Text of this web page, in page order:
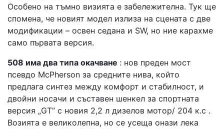
Особено на тъмно визията е забележителна. Тук ще
спомена, че новият модел излиза на сцената с две
модификации – освен седана и SW, но ние карахме
само първата версия.
508 има два типа окачване : нов преден мост
псевдо McPherson за средните нива, който
предлага синтез между комфорт и стабилност, и
двойни носачи и съставен шенкел за спортната
версия „GT” с новия 2,2 л дизелов мотор/ 204 к.с .
Возията е великолепна, но се усеща онази лека